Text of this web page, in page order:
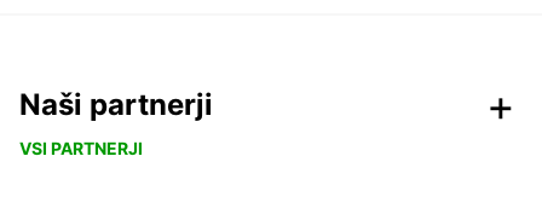
Naši partnerji
VSI PARTNERJI